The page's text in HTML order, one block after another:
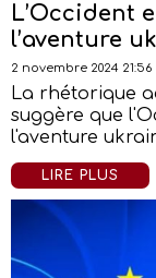
L’Occident
l’aventure
2 novembre 2024 21:56
La rhétorique
suggère que
l'aventure
LIRE PLUS